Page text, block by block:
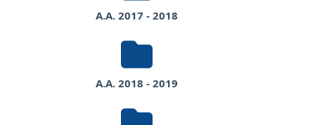
A.A. 2017 - 2018
A.A. 2018 - 2019